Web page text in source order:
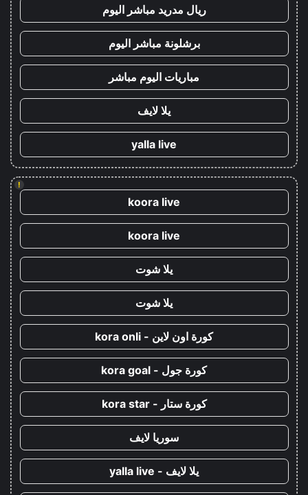
ريال مدريد مباشر اليوم
برشلونة مباشر اليوم
مباريات اليوم مباشر
يلا لايف
yalla live
!
koora live
koora live
يلا شوت
يلا شوت
كورة اون لاين - kora onli
كورة جول - kora goal
كورة ستار - kora star
سوريا لايف
يلا لايف - yalla live